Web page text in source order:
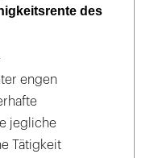
des
engen
jegliche
Tätigkeit